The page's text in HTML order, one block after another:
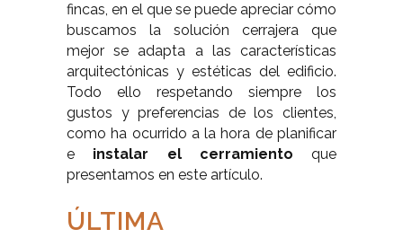
fincas, en el que se puede apreciar cómo
buscamos la solución cerrajera que
mejor se adapta a las características
arquitectónicas y estéticas del edificio.
Todo ello respetando siempre los
gustos y preferencias de los clientes,
como ha ocurrido a la hora de planificar
e instalar el cerramiento que
presentamos en este artículo.
ÚLTIMA